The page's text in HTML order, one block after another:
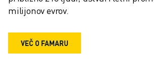
milijonov evrov.
VEČ O FAMARU